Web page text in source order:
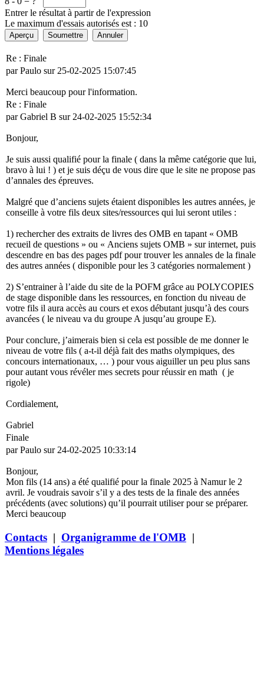
Entrer le résultat à partir de l'expression
Le maximum d'essais autorisés est : 10
Aperçu Soumettre Annuler
Re : Finale
par Paulo sur 25-02-2025 15:07:45
Merci beaucoup pour l'information.
Re : Finale
par Gabriel B sur 24-02-2025 15:52:34
Bonjour,
Je suis aussi qualifié pour la finale ( dans la même catégorie que lui,
bravo à lui ! ) et je suis déçu de vous dire que le site ne propose pas
d’annales des épreuves.
Malgré que d’anciens sujets étaient disponibles les autres années, je
conseille à votre fils deux sites/ressources qui lui seront utiles :
1) rechercher des extraits de livres des OMB en tapant « OMB
recueil de questions » ou « Anciens sujets OMB » sur internet, puis
descendre en bas des pages pdf pour trouver les annales de la finale
des autres années ( disponible pour les 3 catégories normalement )
2) S’entrainer à l’aide du site de la POFM grâce au POLYCOPIES
de stage disponible dans les ressources, en fonction du niveau de
votre fils il aura accès au cours et exos débutant jusqu’à des cours
avancées ( le niveau va du groupe A jusqu’au groupe E).
Pour conclure, j’aimerais bien si cela est possible de me donner le
niveau de votre fils ( a-t-il déjà fait des maths olympiques, des
concours internationaux, … ) pour vous aiguiller un peu plus sans
pour autant vous révéler mes secrets pour réussir en math ( je
rigole)
Cordialement,
Gabriel
Finale
par Paulo sur 24-02-2025 10:33:14
Bonjour,
Mon fils (14 ans) a été qualifié pour la finale 2025 à Namur le 2
avril. Je voudrais savoir s’il y a des tests de la finale des années
précédents (avec solutions) qu’il pourrait utiliser pour se préparer.
Merci beaucoup
Contacts | Organigramme de l'OMB |
Mentions légales